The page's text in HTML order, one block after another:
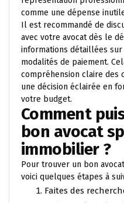
comme une dépense
Il est recommandé de
avec votre avocat dès le
informations détaillées
modalités de paiement.
compréhension claire des
une décision éclairée en
votre budget.
Comment
bon avocat
immobilier ?
Pour trouver un bon
voici quelques étapes à
Faites des